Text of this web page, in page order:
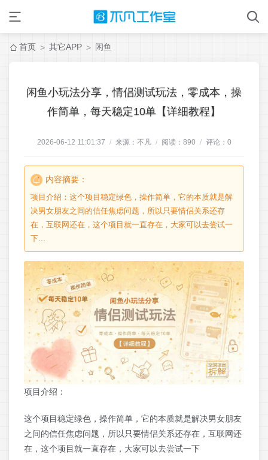
首页 > 其它APP > 闲鱼
闲鱼小玩法分享，情侣测试玩法，零成本，操
作简单，每天稳定10单【详细教程】
2026-06-12 11:01:37 / 来源：不凡 / 阅读： 890 / 评论： 0
内容摘要：
项目介绍：这个项目稳定绿色，操作简单，它的本质就是解
决男女朋友之间的信任焦虑问题，所以只要情侣关系还存
在，互联网还在，这个项目就一直存在，大家可以去尝试一
下...
项目介绍：
这个项目稳定绿色，操作简单，它的本质就是解决男女朋友
之间的信任焦虑问题，所以只要情侣关系还存在，互联网还
在，这个项目就一直存在，大家可以去尝试一下